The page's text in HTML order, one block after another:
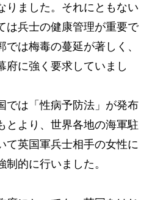
りました。それにともない
は兵士の健康管理が重要で
では梅毒の蔓延が著しく、
府に強く要求していまし
は「性病予防法」が発布
とより、世界各地の海軍駐
て英国軍兵士相手の女性に
的に行いました。